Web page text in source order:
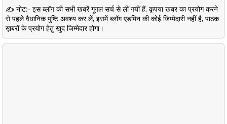
✍️ नोट:- इस ब्लॉग की सभी खबरें गूगल सर्च से लीं गयीं हैं, कृपया खबर का प्रयोग करने
से पहले वैधानिक पुष्टि अवश्य कर लें, इसमें ब्लॉग एडमिन की कोई जिम्मेदारी नहीं है, पाठक
ख़बरों के प्रयोग हेतु खुद जिम्मेदार होगा।